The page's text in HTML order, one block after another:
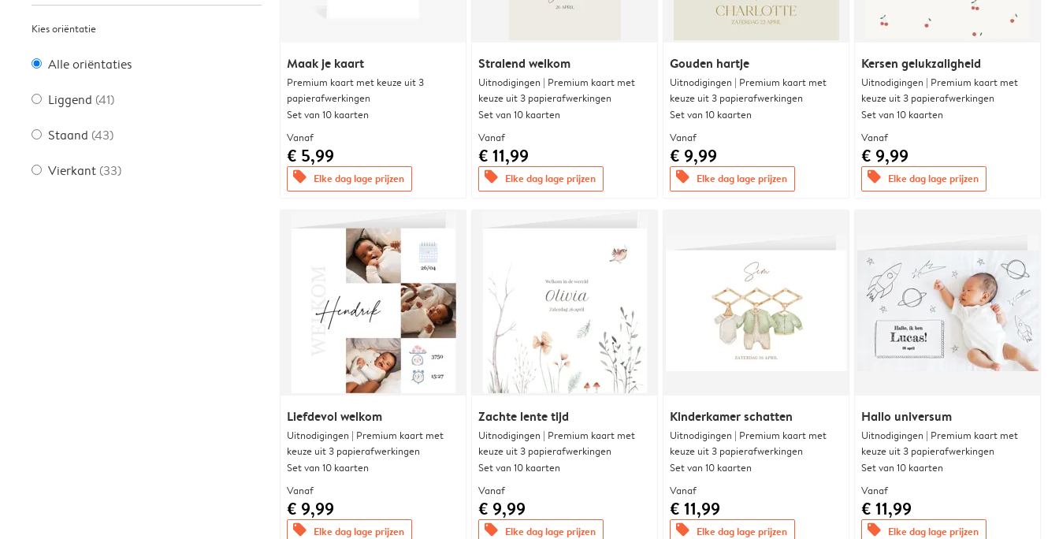
Kies oriëntatie
Alle oriëntaties
Liggend (41)
Staand (43)
Vierkant (33)
Maak je kaart
Premium kaart met keuze uit 3
papierafwerkingen
Set van 10 kaarten
Vanaf
€ 5,99
offers Elke dag lage prijzen
Stralend welkom
Uitnodigingen | Premium kaart met
keuze uit 3 papierafwerkingen
Set van 10 kaarten
Vanaf
€ 11,99
offers Elke dag lage prijzen
Gouden hartje
Uitnodigingen | Premium kaart met
keuze uit 3 papierafwerkingen
Set van 10 kaarten
Vanaf
€ 9,99
offers Elke dag lage prijzen
Kersen gelukzaligheid
Uitnodigingen | Premium kaart met
keuze uit 3 papierafwerkingen
Set van 10 kaarten
Vanaf
€ 9,99
offers Elke dag lage prijzen
Liefdevol welkom
Uitnodigingen | Premium kaart met
keuze uit 3 papierafwerkingen
Set van 10 kaarten
Vanaf
€ 9,99
offers Elke dag lage prijzen
Zachte lente tijd
Uitnodigingen | Premium kaart met
keuze uit 3 papierafwerkingen
Set van 10 kaarten
Vanaf
€ 9,99
offers Elke dag lage prijzen
Kinderkamer schatten
Uitnodigingen | Premium kaart met
keuze uit 3 papierafwerkingen
Set van 10 kaarten
Vanaf
€ 11,99
offers Elke dag lage prijzen
Hallo universum
Uitnodigingen | Premium kaart met
keuze uit 3 papierafwerkingen
Set van 10 kaarten
Vanaf
€ 11,99
offers Elke dag lage prijzen